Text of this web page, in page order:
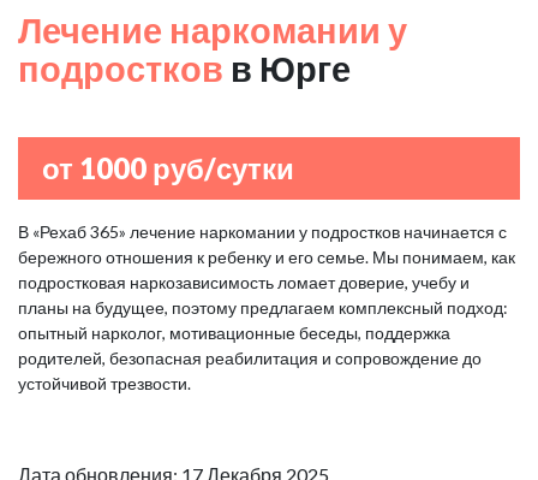
Лечение наркомании у
подростков в Юрге
от 1000 руб/сутки
В «Рехаб 365» лечение наркомании у подростков начинается с
бережного отношения к ребенку и его семье. Мы понимаем, как
подростковая наркозависимость ломает доверие, учебу и
планы на будущее, поэтому предлагаем комплексный подход:
опытный нарколог, мотивационные беседы, поддержка
родителей, безопасная реабилитация и сопровождение до
устойчивой трезвости.
Дата обновления: 17 Декабря 2025